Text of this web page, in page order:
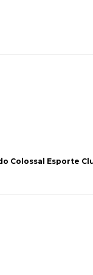
Colossal Esporte